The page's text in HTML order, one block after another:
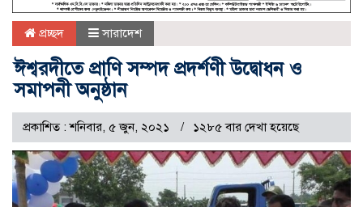
প্রচ্ছদ সারাদেশ
ঈশ্বরদীতে প্রাণি সম্পদ প্রদর্শণী উদ্বোধন ও
সমাপনী অনুষ্ঠান
প্রকাশিত : শনিবার, ৫ জুন, ২০২১ ১২৮৫ বার দেখা হয়েছে